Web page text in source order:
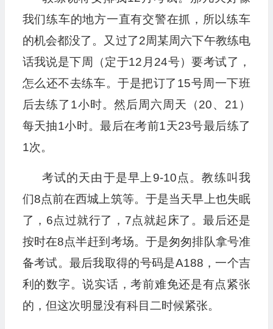
我们练车的地方一直有交警在抓，所以练车
的机会都没了。又过了2周某周六下午教练电
话我说是下周（定于12月24号）要考试了，
怎么还不去练车。于是把订了15号周一下班
后去练了1小时。然后周六周天（20、21）
每天抽1小时。最后在考前1天23号最后练了
1次。
考试的天由于是早上9-10点。教练叫我
们8点前在西城上筑等。于是当天早上也失眠
了，6点过就行了，7点就起床了。最后还是
按时在8点半赶到考场。于是匆匆排队拿号准
备考试。最后我取得的号码是A188，一个吉
利的数字。说实话，考前难免还是有点紧张
的，但这次明显没有科目二时候紧张。